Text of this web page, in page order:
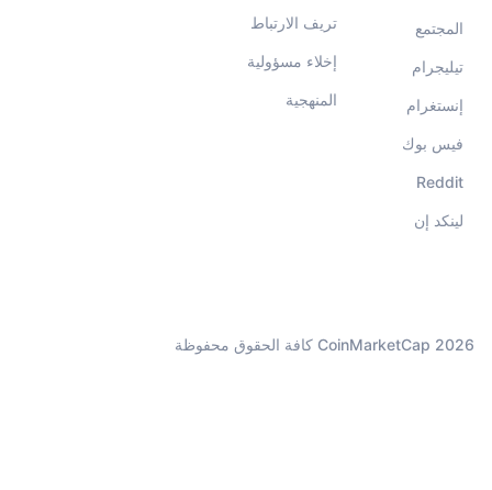
تريف الارتباط
إخلاء مسؤولية
المنهجية
المجتمع
تيليجرام
إنستغرام
فيس بوك
Reddit
لينكد إن
CoinMarketCap 2026 كافة الحقوق محفوظة